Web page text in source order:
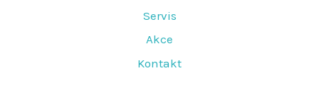
Servis
Akce
Kontakt